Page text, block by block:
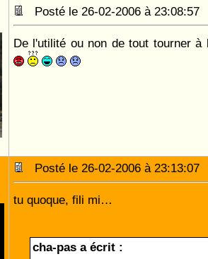
Posté le 26-02-2006 à
De l'utilité ou non de tout tourner
Posté le 26-02-2006 à
tu quoque, fili mi…
cha-pas a écrit :